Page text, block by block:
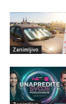
Zanimljivo